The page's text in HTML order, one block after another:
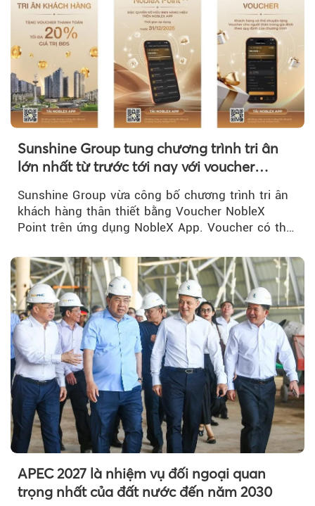
Sunshine Group tung chương trình tri ân
lớn nhất từ trước tới nay với voucher
NobleX Point cho khách hàng thân thiết
Sunshine Group vừa công bố chương trình tri ân
khách hàng thân thiết bằng Voucher NobleX
Point trên ứng dụng NobleX App. Voucher có thể
APEC 2027 là nhiệm vụ đối ngoại quan
trọng nhất của đất nước đến năm 2030